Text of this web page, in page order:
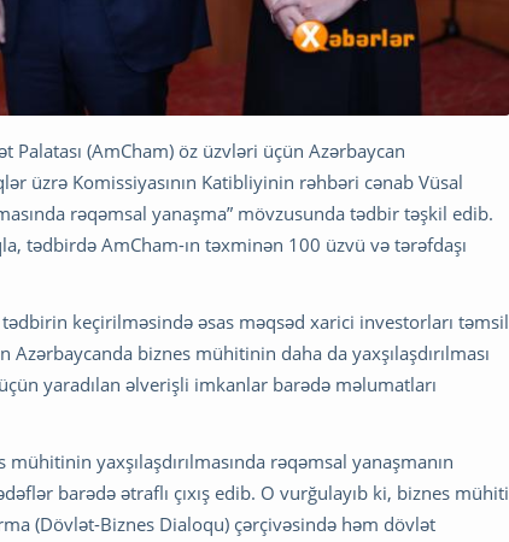
(AmCham) öz üzvləri üçün Azərbaycan
üzrə Komissiyasının Katibliyinin rəhbəri cənab Vüsal
rəqəmsal yanaşma” mövzusunda tədbir təşkil edib.
tədbirdə AmCham-ın təxminən 100 üzvü və tərəfdaşı
keçirilməsində əsas məqsəd xarici investorları təmsil
biznes mühitinin daha da yaxşılaşdırılması
yaradılan əlverişli imkanlar barədə məlumatları
yaxşılaşdırılmasında rəqəmsal yanaşmanın
barədə ətraflı çıxış edib. O vurğulayıb ki, biznes mühiti
(Dövlət-Biznes Dialoqu) çərçivəsində həm dövlət